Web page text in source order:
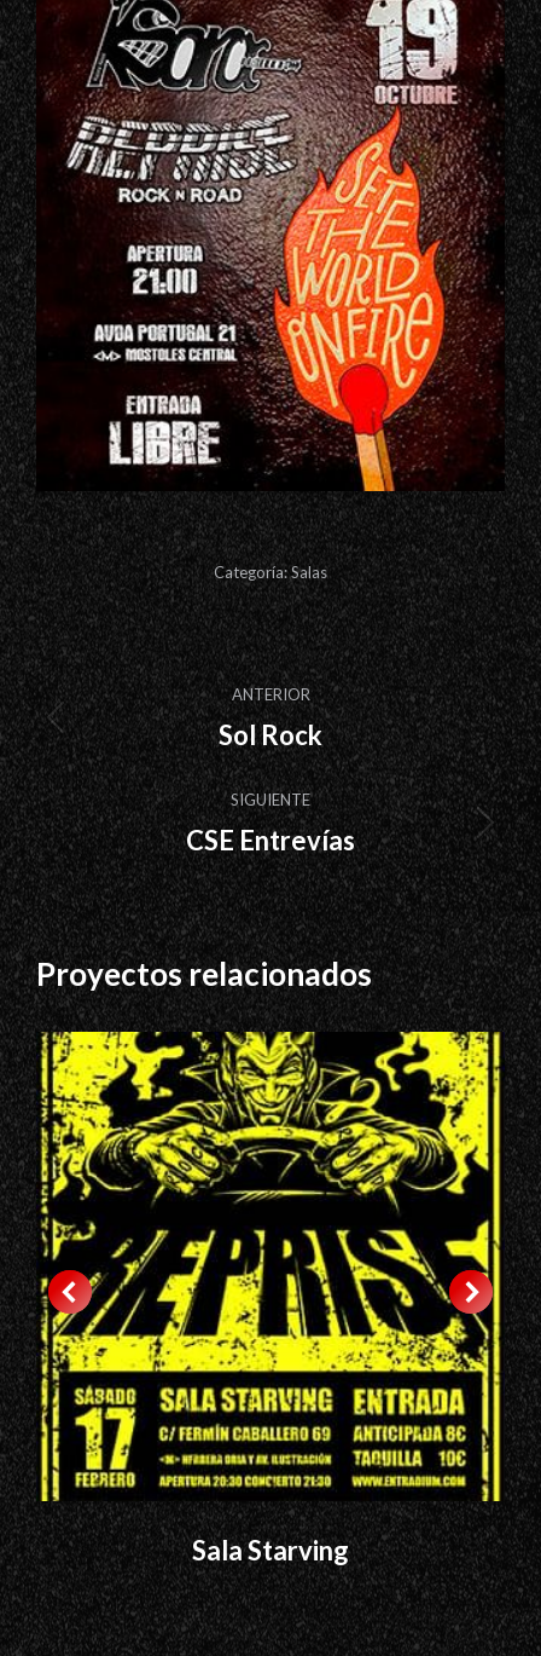
Categoría:Salas
Navegación
entre
proyectos
ANTERIOR
Proyecto
anterior
Sol Rock
SIGUIENTE
Proyecto
siguiente
CSE Entrevías
Proyectos relacionados
Sala Starving